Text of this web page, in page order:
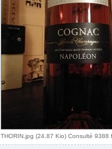
THORIN.jpg (24.87 Kio) Consulté 9388